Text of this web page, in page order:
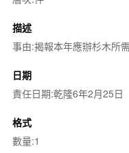
描述
事由:揭報本年應辦杉木所
日期
責任日期:乾隆6年2月25日
格式
數量:1